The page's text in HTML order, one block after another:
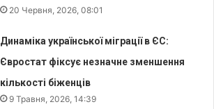
20 Червня, 2026, 08:01
Динаміка української міграції в ЄС:
Євростат фіксує незначне зменшення
кількості біженців
9 Травня, 2026, 14:39